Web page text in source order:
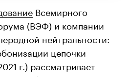
Всемирного
(ВЭФ) и компании
нейтральности:
цепочки
г.) рассматривает